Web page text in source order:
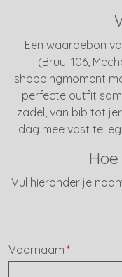
Een waardebon
(Bruul 106,
shoppingmoment
perfecte outfit
zadel, van bib tot
dag mee vast te
Vul hieronder je
Voornaam